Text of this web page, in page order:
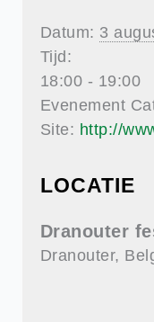
Datum: 3
Tijd:
18:00 - 19:00
Evenement
Site: http://
LOCATIE
Dranouter
Dranouter,